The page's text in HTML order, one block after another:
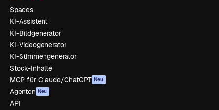
Spaces
KI-Assistent
KI-Bildgenerator
KI-Videogenerator
KI-Stimmengenerator
Stock-Inhalte
MCP für Claude/ChatGPT Neu
Agenten Neu
API